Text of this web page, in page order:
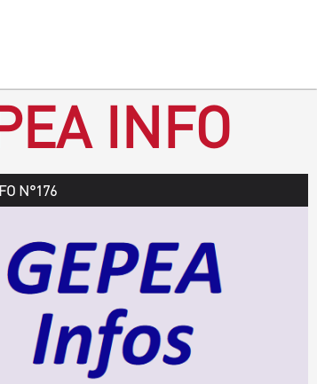
INFO
n°177
2019
TÉLÉCHARGEZ LE GEPEA INFOS
N°176